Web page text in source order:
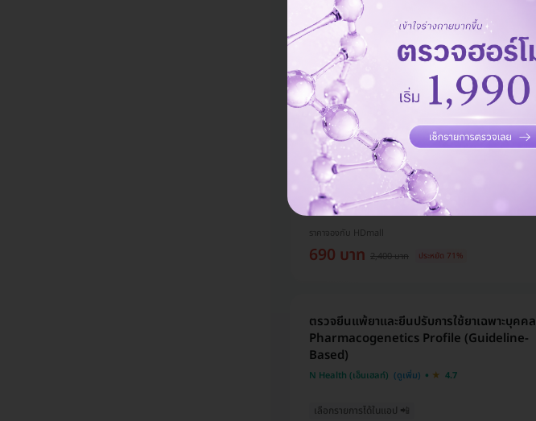
การันตี ราคาดีที่สุด ซื้อกับ HDmall คุ้มชัวร์
รวมโปรแกรมตรวจสุขภาพที่ รพ. และคลินิกทั่ว
กทม.
โปรขายดี! HDmall แนะนำ
ราคาจองกับ HDmall
690 บาท 2,400 บาท ประหยัด 71%
เลือกรายการได้ในแอป 📲
ตรวจยีนแพ้ยาและยีนปรับการใช้ยาเฉพาะบุคคล
Pharmacogenetics Profile (Guideline-
Based)
N Health (เอ็นเฮลท์) 4.7